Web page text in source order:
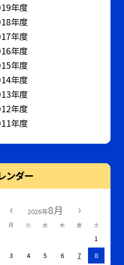
年度
年度
年度
年度
年度
年度
年度
年度
年度
ンダー
2026年8月
月 火 水 木 金 土
1
3 4 5 6 7
8